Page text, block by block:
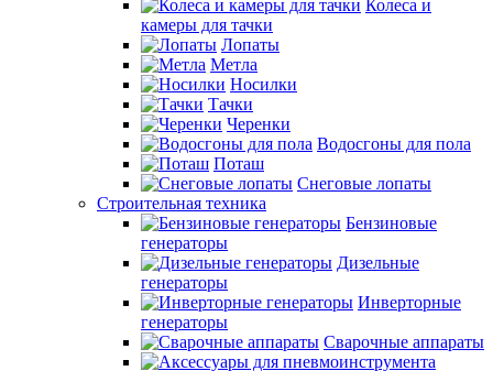
Колеса и
камеры для тачки
Лопаты
Метла
Носилки
Тачки
Черенки
Водосгоны для пола
Поташ
Снеговые лопаты
Строительная техника
Бензиновые
генераторы
Дизельные
генераторы
Инверторные
генераторы
Сварочные аппараты